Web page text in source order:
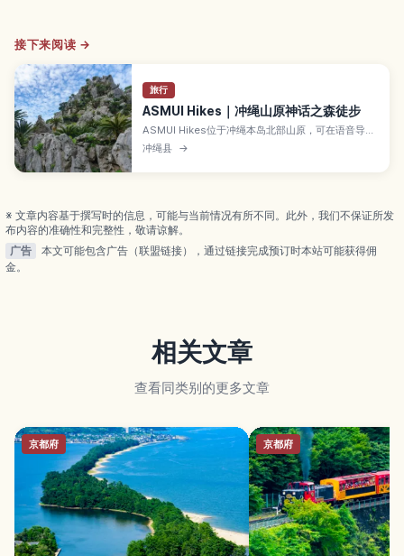
接下来阅读 →
旅行
ASMUI Hikes｜冲绳山原神话之森徒步
ASMUI Hikes位于冲绳本岛北部山原，可在语音导览
下漫步琉球神话之森。介绍奇岩、森林、导览流程与
穿着注意事项。
冲绳县 →
※ 文章内容基于撰写时的信息，可能与当前情况有所不同。此外，我们不保证所发
布内容的准确性和完整性，敬请谅解。
广告
本文可能包含广告（联盟链接），通过链接完成预订时本站可能获得佣
金。
相关文章
查看同类别的更多文章
京都府 京都府